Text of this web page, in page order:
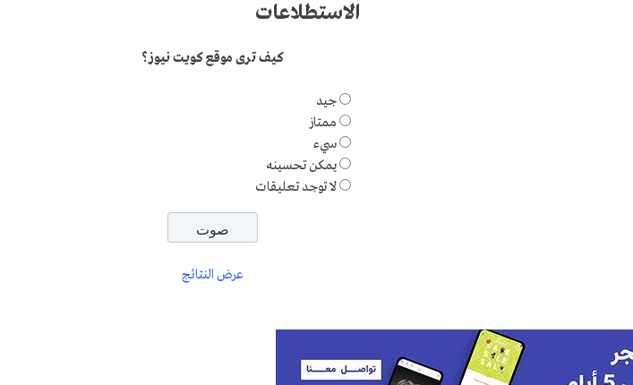
الاستطلاعات
كيف ترى موقع كويت نيوز؟
جيد
ممتاز
سيء
يمكن تحسينه
لا توجد تعليقات
عرض النتائج